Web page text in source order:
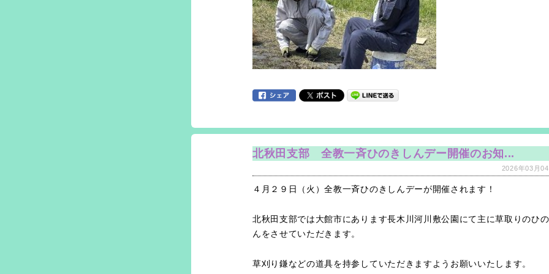
北秋田支部 全教一斉ひのきしんデー開催のお知...
2026年03月
４月２９日（火）全教一斉ひのきしんデーが開催されます！
北秋田支部では大館市にあります長木川河川敷公園にて主に草取りのひ
んをさせていただきます。
草刈り鎌などの道具を持参していただきますようお願いいたします。